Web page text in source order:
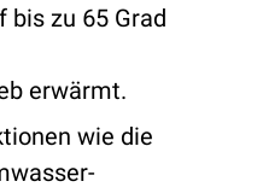
bis zu 65 Grad
erwärmt.
wie die